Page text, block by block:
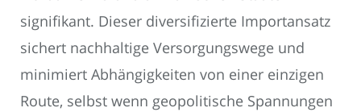
signifikant. Dieser diversifizierte Importansatz
sichert nachhaltige Versorgungswege und
minimiert Abhängigkeiten von einer einzigen
Route, selbst wenn geopolitische Spannungen